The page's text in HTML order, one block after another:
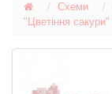
Схеми
"Цветіння сакури"